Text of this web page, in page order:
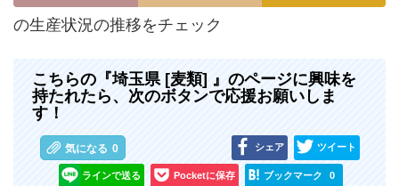
の生産状況の推移をチェック
こちらの『埼玉県 [麦類] 』のページに興味を
持たれたら、次のボタンで応援お願いしま
す！
気になる 0 シェア ツイート
ラインで送る Pocketに保存 ブックマーク 0